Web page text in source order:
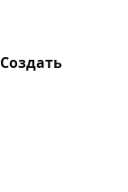
Создать